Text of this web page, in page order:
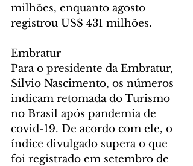
milhões, enquanto agosto
registrou US$ 431 milhões.
Embratur
Para o presidente da Embratur,
Silvio Nascimento, os números
indicam retomada do Turismo
no Brasil após pandemia de
covid-19. De acordo com ele, o
índice divulgado supera o que
foi registrado em setembro de